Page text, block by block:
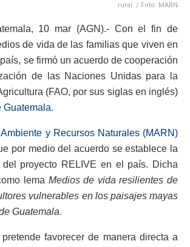
rural. / Foto: MARN
10 mar (AGN).- Con el fin de
de vida de las familias que viven en
se firmó un acuerdo de cooperación
de las Naciones Unidas para la
(FAO, por sus siglas en inglés)
Guatemala.
y Recursos Naturales (MARN)
por medio del acuerdo se establece la
del proyecto RELIVE en el país. Dicha
lema Medios de vida resilientes de
vulnerables en los paisajes mayas
Guatemala.
favorecer de manera directa a